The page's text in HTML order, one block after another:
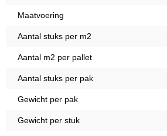
Maatvoering
Aantal stuks per m2
Aantal m2 per pallet
Aantal stuks per pak
Gewicht per pak
Gewicht per stuk